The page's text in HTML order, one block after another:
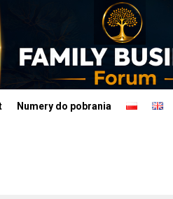
Numery do pobrania